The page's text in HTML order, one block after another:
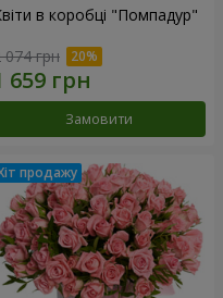
в коробці "Помпадур"
074 грн
Замовити